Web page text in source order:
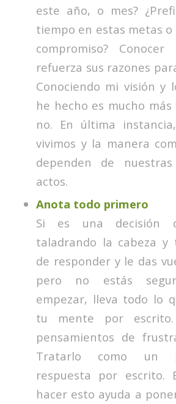
este año, o mes?
tiempo en estas metas o
compromiso?
refuerza sus razones
Conociendo mi visión y
he hecho es mucho
no. En última
vivimos y la manera
dependen de
actos.
Anota todo primero
Si es una decisión
taladrando la cabeza y
de responder y le das
pero no estás
empezar, lleva todo lo
tu mente por
pensamientos de
Tratarlo como un
respuesta por escrito.
hacer esto ayuda a